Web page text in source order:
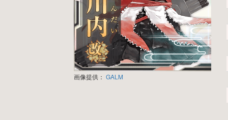
画像提供： GALM